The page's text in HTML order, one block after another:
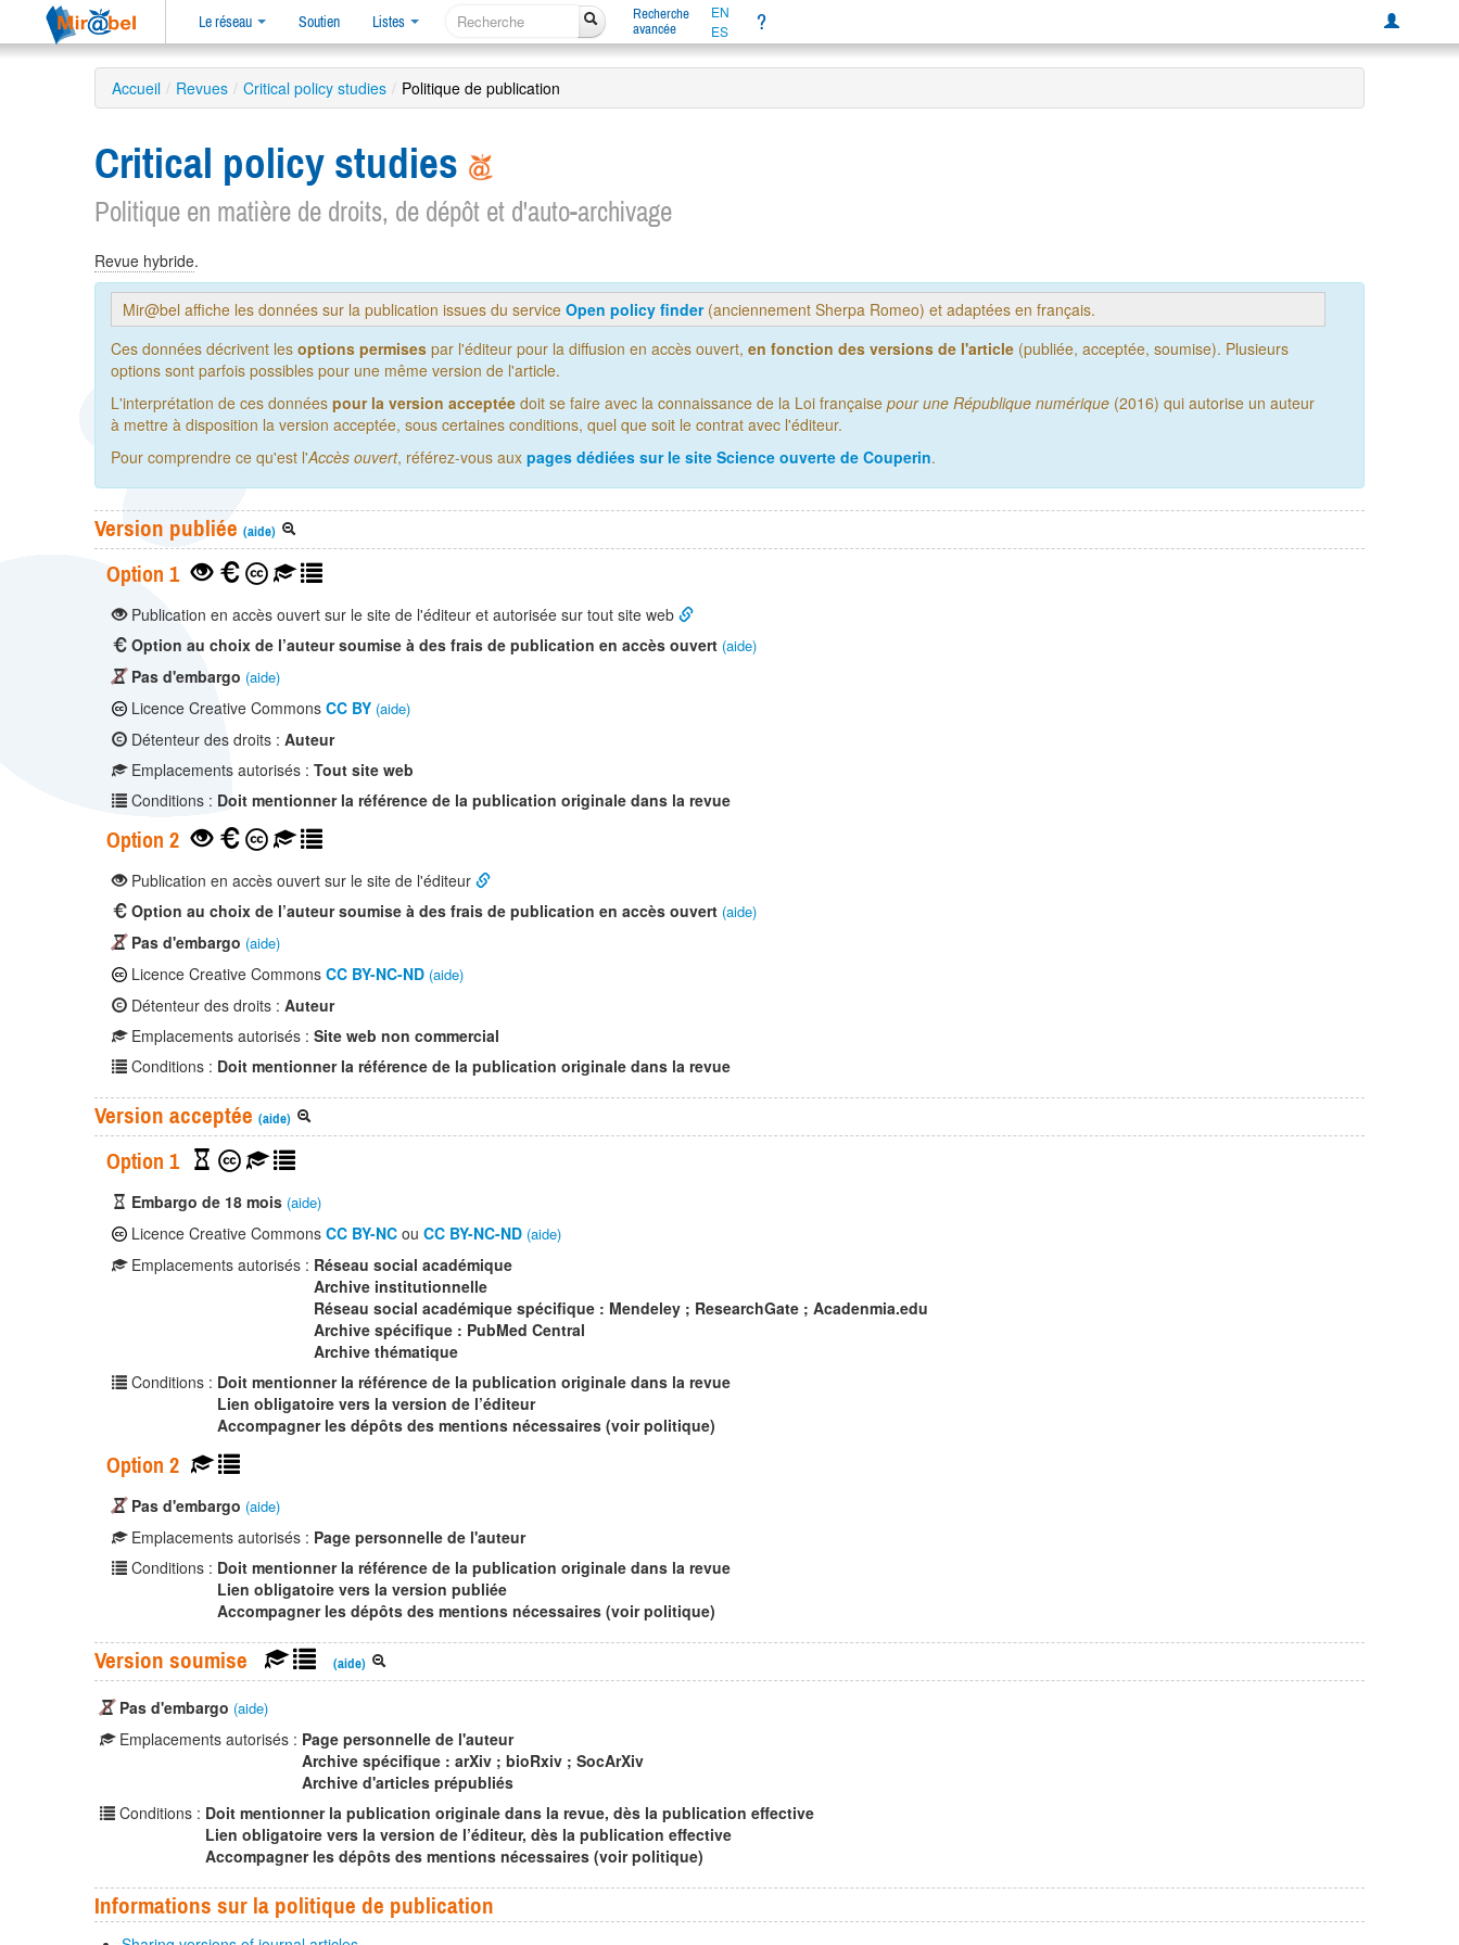
Le réseau Soutien Listes
Recherche
avancée
EN
ES
?
Accueil / Revues / Critical policy studies / Politique de publication
Critical policy studies
Politique en matière de droits, de dépôt et d'auto-archivage
Revue hybride.
Mir@bel affiche les données sur la publication issues du service Open policy finder(anciennement Sherpa Romeo) et adaptées en français.
Ces données décrivent les options permises par l'éditeur pour la diffusion en accès ouvert, en fonction des versions de l'article (publiée, acceptée, soumise). Plusieurs
options sont parfois possibles pour une même version de l'article.
L'interprétation de ces données pour la version acceptée doit se faire avec la connaissance de la Loi française pour une République numérique (2016) qui autorise un auteur
à mettre à disposition la version acceptée, sous certaines conditions, quel que soit le contrat avec l'éditeur.
Pour comprendre ce qu'est l'Accès ouvert, référez-vous aux pages dédiées sur le site Science ouverte de Couperin.
Version publiée (aide)
Option 1
Publication en accès ouvert sur le site de l'éditeur et autorisée sur tout site web
Option au choix de l’auteur soumise à des frais de publication en accès ouvert (aide)
Pas d'embargo (aide)
Licence Creative Commons CC BY (aide)
Détenteur des droits : Auteur
Emplacements autorisés : Tout site web
Conditions : Doit mentionner la référence de la publication originale dans la revue
Option 2
Publication en accès ouvert sur le site de l'éditeur
Option au choix de l’auteur soumise à des frais de publication en accès ouvert (aide)
Pas d'embargo (aide)
Licence Creative Commons CC BY-NC-ND (aide)
Détenteur des droits : Auteur
Emplacements autorisés : Site web non commercial
Conditions : Doit mentionner la référence de la publication originale dans la revue
Version acceptée (aide)
Option 1
Embargo de 18 mois (aide)
Licence Creative Commons CC BY-NC ou CC BY-NC-ND (aide)
Emplacements autorisés : Réseau social académique
Archive institutionnelle
Réseau social académique spécifique : Mendeley ; ResearchGate ; Acadenmia.edu
Archive spécifique : PubMed Central
Archive thématique
Conditions : Doit mentionner la référence de la publication originale dans la revue
Lien obligatoire vers la version de l’éditeur
Accompagner les dépôts des mentions nécessaires (voir politique)
Option 2
Pas d'embargo (aide)
Emplacements autorisés : Page personnelle de l'auteur
Conditions : Doit mentionner la référence de la publication originale dans la revue
Lien obligatoire vers la version publiée
Accompagner les dépôts des mentions nécessaires (voir politique)
Version soumise (aide)
Pas d'embargo (aide)
Emplacements autorisés : Page personnelle de l'auteur
Archive spécifique : arXiv ; bioRxiv ; SocArXiv
Archive d'articles prépubliés
Conditions : Doit mentionner la publication originale dans la revue, dès la publication effective
Lien obligatoire vers la version de l’éditeur, dès la publication effective
Accompagner les dépôts des mentions nécessaires (voir politique)
Informations sur la politique de publication